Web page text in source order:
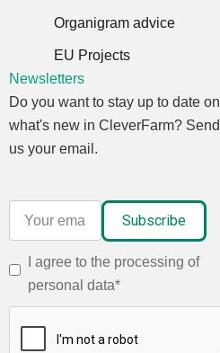
Organigram advice
EU Projects
Newsletters
Do you want to stay up to date on
what's new in CleverFarm? Send
us your email.
I agree to the processing of
personal data*